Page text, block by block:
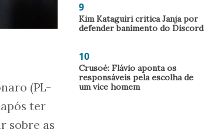
(PL-
ter
sobre as
9
Kim Kataguiri critica Janja por
defender banimento do Discord
10
Crusoé: Flávio aponta os
responsáveis pela escolha de
um vice homem